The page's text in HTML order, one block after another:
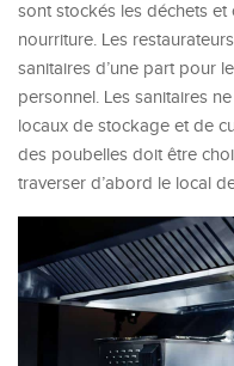
sont stockés les déchets
nourriture. Les
sanitaires d’une part pour
personnel. Les sanitaires
locaux de stockage et de
des poubelles doit être
traverser d’abord le local